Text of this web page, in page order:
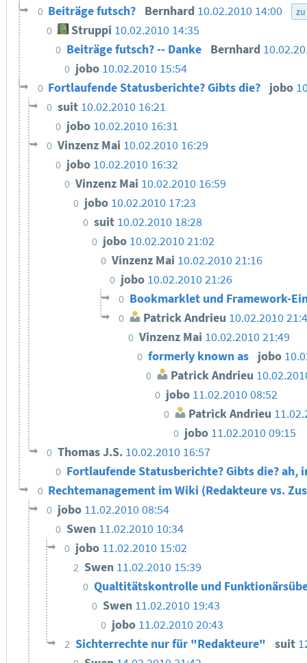
0 Beiträge futsch? Bernhard 10.02.2010 14:00
0 Struppi 10.02.2010 14:35
0 Beiträge futsch? -- Danke Bernhard
0 jobo 10.02.2010 15:54
0 Fortlaufende Statusberichte? Gibts die? jobo
0 suit 10.02.2010 16:21
0 jobo 10.02.2010 16:31
0 Vinzenz Mai 10.02.2010 16:29
0 jobo 10.02.2010 16:32
0 Vinzenz Mai 10.02.2010 16:59
0 jobo 10.02.2010 17:23
0 suit 10.02.2010 18:28
0 jobo 10.02.2010 21:02
0 Vinzenz Mai 10.02.2010 21:16
0 jobo 10.02.2010 21:26
0 Bookmarklet und Framework-
0 Patrick Andrieu 10.02.2010
0 Vinzenz Mai 10.02.2010 21:49
0 formerly known as jobo
0 Patrick Andrieu
0 jobo 11.02.2010 08:52
0 Patrick Andrieu
0 jobo 11.02.2010 09:15
0 Thomas J.S. 10.02.2010 16:57
0 Fortlaufende Statusberichte? Gibts die? ah,
0 Rechtemanagement im Wiki (Redakteure vs.
0 jobo 11.02.2010 08:54
0 Swen 11.02.2010 10:34
0 jobo 11.02.2010 15:02
2 Swen 11.02.2010 15:39
0 Qualtitätskontrolle und
0 Swen 11.02.2010 19:43
0 jobo 11.02.2010 20:43
2 Sichterrechte nur für "Redakteure" suit